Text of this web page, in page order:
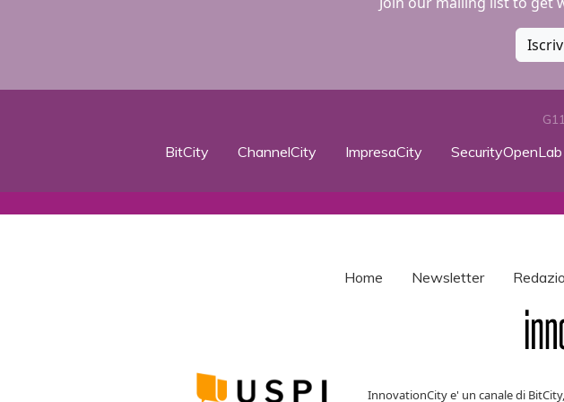
BitCity ChannelCity ImpresaCity SecurityOpenLab
Home Newsletter
InnovationCity e' un canale di